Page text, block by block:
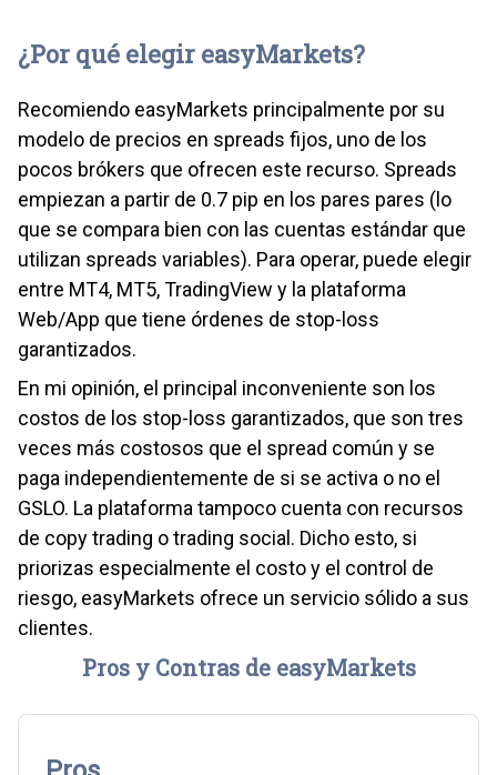
¿Por qué elegir easyMarkets?
Recomiendo easyMarkets principalmente por su
modelo de precios en spreads fijos, uno de los
pocos brókers que ofrecen este recurso. Spreads
empiezan a partir de 0.7 pip en los pares pares (lo
que se compara bien con las cuentas estándar que
utilizan spreads variables). Para operar, puede elegir
entre MT4, MT5, TradingView y la plataforma
Web/App que tiene órdenes de stop-loss
garantizados.
En mi opinión, el principal inconveniente son los
costos de los stop-loss garantizados, que son tres
veces más costosos que el spread común y se
paga independientemente de si se activa o no el
GSLO. La plataforma tampoco cuenta con recursos
de copy trading o trading social. Dicho esto, si
priorizas especialmente el costo y el control de
riesgo, easyMarkets ofrece un servicio sólido a sus
clientes.
Pros y Contras de easyMarkets